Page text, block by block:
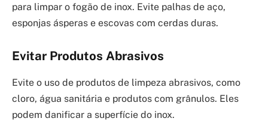
para limpar o fogão de inox. Evite palhas de aço,
esponjas ásperas e escovas com cerdas duras.
Evitar Produtos Abrasivos
Evite o uso de produtos de limpeza abrasivos, como
cloro, água sanitária e produtos com grânulos. Eles
podem danificar a superfície do inox.